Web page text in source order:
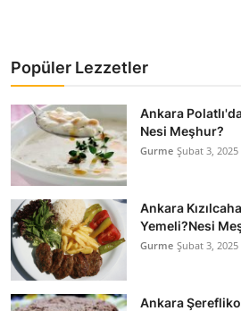
Popüler Lezzetler
Ankara
Nesi Meşhur?
Gurme Şubat 3, 2025
Ankara
Yemeli?Nesi
Gurme Şubat 3, 2025
Ankara